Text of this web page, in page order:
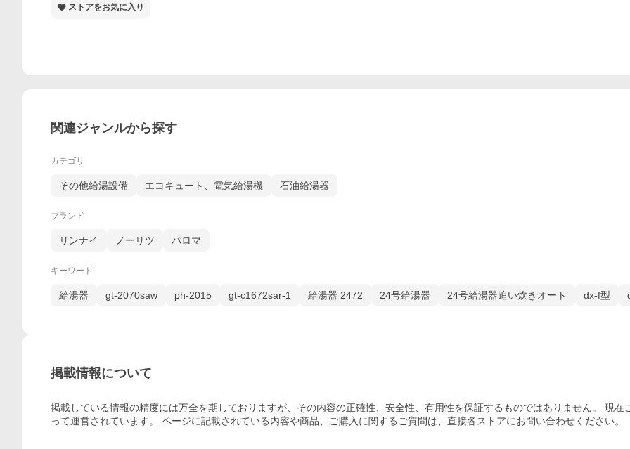
ストアをお気に入り
関連ジャンルから探す
カテゴリ
その他給湯設備 エコキュート、電気給湯機 石油給湯器
ブランド
リンナイ ノーリツ パロマ
キーワード
給湯器 gt-2070saw ph-2015 gt-c1672sar-1 給湯器 2472 24号給湯器 24号給湯器追い炊きオート dx-f型
掲載情報について
掲載している情報の精度には万全を期しておりますが、その内容の正確性、安全性、有用性を保証するものではありません。 現在
って運営されています。 ページに記載されている内容や商品、ご購入 に関するご質問は、直接各ストアにお問い合わせください。